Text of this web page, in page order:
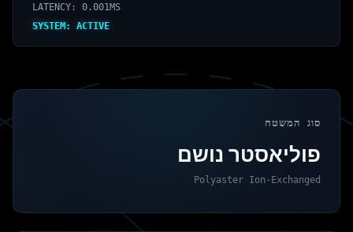
LATENCY: 0.001MS
SYSTEM: ACTIVE
סוג המשטח
פוליאסטר נושם
Polyaster Ion-Exchanged